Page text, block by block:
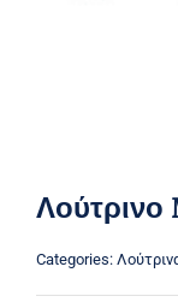
Λούτρινο
Categories: